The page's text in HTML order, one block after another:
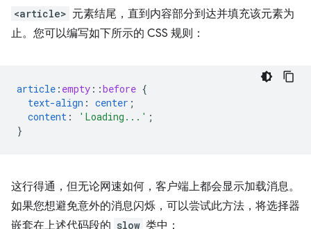
<article> 元素结尾，直到内容部分到达并填充该元素为
止。您可以编写如下所示的 CSS 规则：
article : empty ::before {
text-align : center ;
content : 'Loading...' ;
}
这行得通，但无论网速如何，客户端上都会显示加载消息。
如果您想避免意外的消息闪烁，可以尝试此方法，将选择器
嵌套在上述代码段的 slow 类中：